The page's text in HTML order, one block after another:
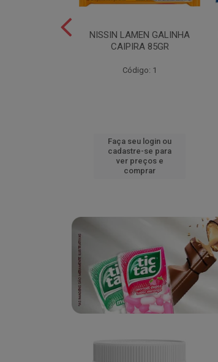
NISSIN LAMEN GALINHA
CAIPIRA 85GR
Código: 1
Faça seu login ou
cadastre-se para
ver preços e
comprar